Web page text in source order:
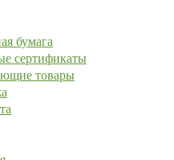
бумага
сертификаты
товары